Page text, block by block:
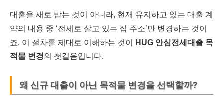
대출을 새로 받는 것이 아니라, 현재 유지하고 있는 대출 계
약의 내용 중 ‘전세로 살고 있는 집 주소’만 변경하는 것이
죠. 이 절차를 제대로 이해하는 것이
HUG 안심전세대출 목
적물 변경의 첫걸음입니다.
왜 신규 대출이 아닌 목적물 변경을 선택할까?